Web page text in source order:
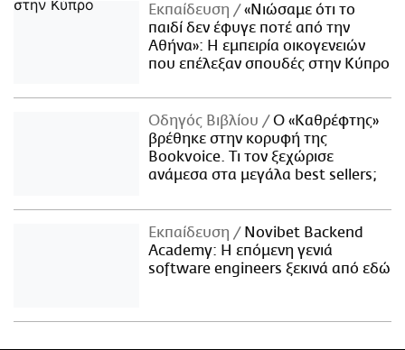
Εκπαίδευση
«Νιώσαμε ότι το
παιδί δεν έφυγε ποτέ από την
Αθήνα»: Η εμπειρία οικογενειών
που επέλεξαν σπουδές στην Κύπρο
Οδηγός Βιβλίου
Ο «Καθρέφτης»
βρέθηκε στην κορυφή της
Bookvoice. Τι τον ξεχώρισε
ανάμεσα στα μεγάλα best sellers;
Εκπαίδευση
Novibet Backend
Academy: Η επόμενη γενιά
software engineers ξεκινά από εδώ